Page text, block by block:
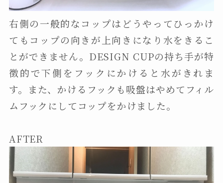
右側の一般的なコップはどうやってひっかけ
てもコップの向きが上向きになり水をきるこ
とができません。DESIGN CUPの持ち手が特
徴的で下側をフックにかけると水がきれま
す。また、かけるフックも吸盤はやめてフィル
ムフックにしてコップをかけました。
AFTER